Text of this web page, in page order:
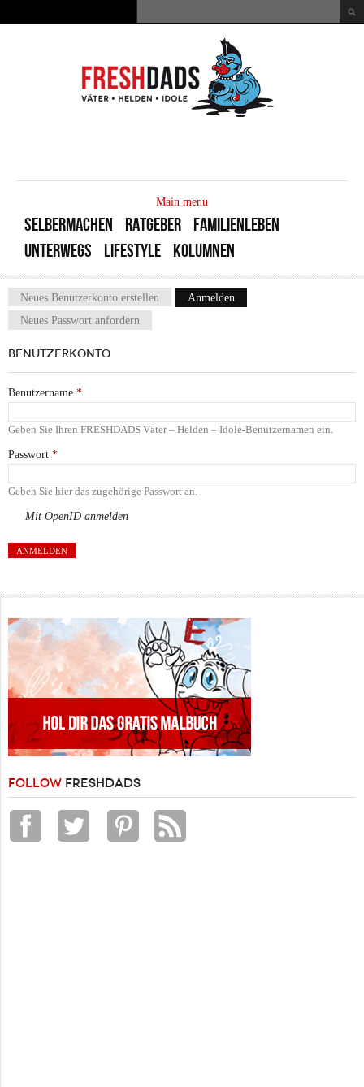
Suchformular
Main menu
SELBERMACHEN RATGEBER
FAMILIENLEBEN
UNTERWEGS
LIFESTYLE KOLUMNEN
Haupt-Reiter
Neues Benutzerkonto erstellen Anmelden
Neues Passwort anfordern
BENUTZERKONTO
Benutzername *
Geben Sie Ihren FRESHDADS Väter – Helden – Idole-Benutzernamen ein.
Passwort *
Geben Sie hier das zugehörige Passwort an.
Mit OpenID anmelden
FOLLOW FRESHDADS